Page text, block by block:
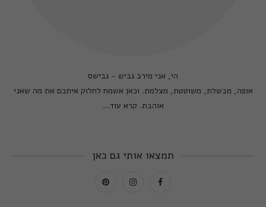
הי, אני מירב גביש - גבישס
אופה, מבשלת, משוטטת, מצלמת. וכאן אשמח לחלוק איתכם את מה שאני
אוהבת. קרא עוד...
תמצאו אותי גם כאן